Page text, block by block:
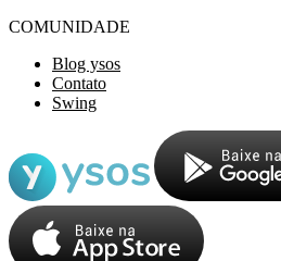
COMUNIDADE
Blog ysos
Contato
Swing